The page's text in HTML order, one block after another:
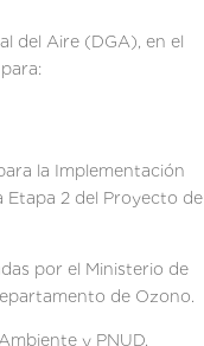
del Aire (DGA), en el
la Implementación
Etapa 2 del Proyecto de
por el Ministerio de
de Ozono.
y PNUD.